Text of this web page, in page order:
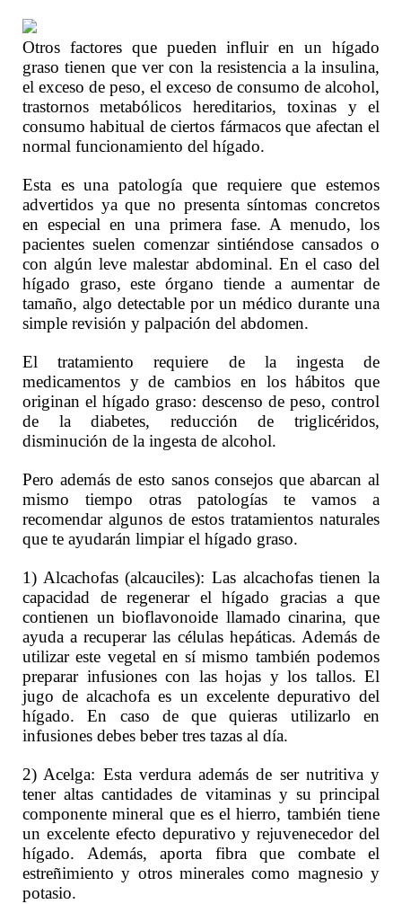
Otros factores que pueden influir en un hígado
graso tienen que ver con la resistencia a la insulina,
el exceso de peso, el exceso de consumo de alcohol,
trastornos metabólicos hereditarios, toxinas y el
consumo habitual de ciertos fármacos que afectan el
normal funcionamiento del hígado.
Esta es una patología que requiere que estemos
advertidos ya que no presenta síntomas concretos
en especial en una primera fase. A menudo, los
pacientes suelen comenzar sintiéndose cansados o
con algún leve malestar abdominal. En el caso del
hígado graso, este órgano tiende a aumentar de
tamaño, algo detectable por un médico durante una
simple revisión y palpación del abdomen.
El tratamiento requiere de la ingesta de
medicamentos y de cambios en los hábitos que
originan el hígado graso: descenso de peso, control
de la diabetes, reducción de triglicéridos,
disminución de la ingesta de alcohol.
Pero además de esto sanos consejos que abarcan al
mismo tiempo otras patologías te vamos a
recomendar algunos de estos tratamientos naturales
que te ayudarán limpiar el hígado graso.
1) Alcachofas (alcauciles): Las alcachofas tienen la
capacidad de regenerar el hígado gracias a que
contienen un bioflavonoide llamado cinarina, que
ayuda a recuperar las células hepáticas. Además de
utilizar este vegetal en sí mismo también podemos
preparar infusiones con las hojas y los tallos. El
jugo de alcachofa es un excelente depurativo del
hígado. En caso de que quieras utilizarlo en
infusiones debes beber tres tazas al día.
2) Acelga: Esta verdura además de ser nutritiva y
tener altas cantidades de vitaminas y su principal
componente mineral que es el hierro, también tiene
un excelente efecto depurativo y rejuvenecedor del
hígado. Además, aporta fibra que combate el
estreñimiento y otros minerales como magnesio y
potasio.